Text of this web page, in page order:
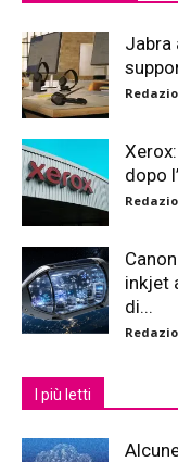
Jabra
dopo
inkjet
di...
I più letti